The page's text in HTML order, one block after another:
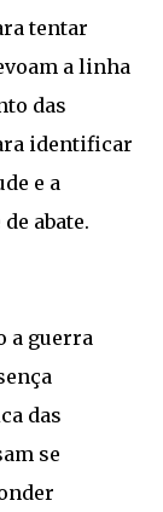
tentar
a linha
das
identificar
e a
abate.
a guerra
das
se